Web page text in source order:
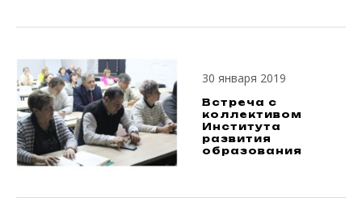
30 января 2019
Встреча с
коллективом
Института
развития
образования